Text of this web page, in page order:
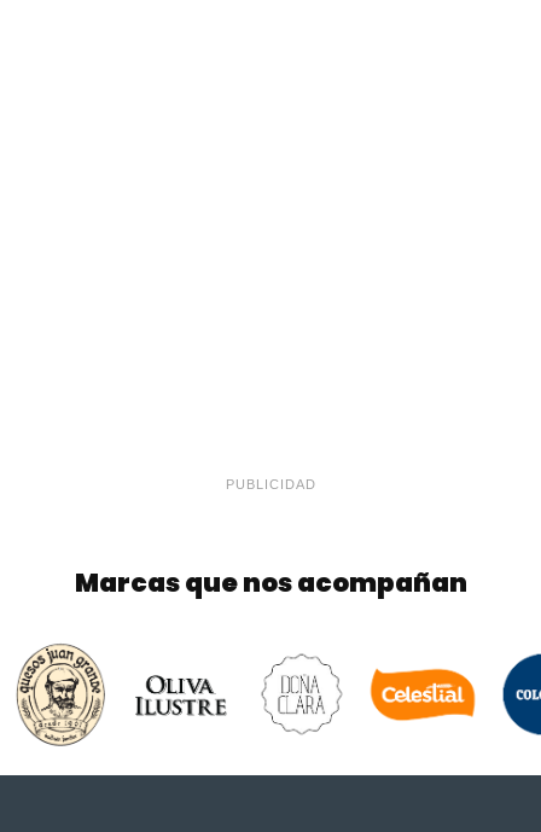
PUBLICIDAD
Marcas que nos acompañan